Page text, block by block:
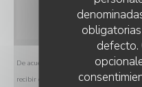
defecto.
De acuerdo con la normativa de
recibir comunicaciones comerciales